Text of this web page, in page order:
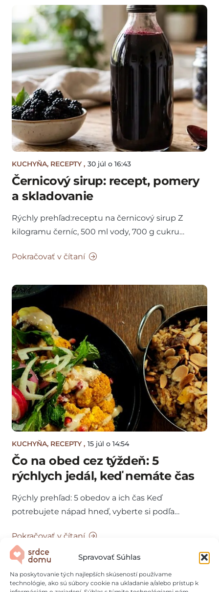
Spravovať Súhlas
Na poskytovanie tých najlepších skúseností používame
technológie, ako sú súbory cookie na ukladanie a/alebo prístup k
KUCHYŇA, RECEPTY , 30 júl o 16:43
Černicový sirup: recept, pomery
a skladovanie
Rýchly prehľad:receptu na černicový sirup Z
kilogramu černíc, 500 ml vody, 700 g cukru…
Pokračovať v čítaní
KUCHYŇA, RECEPTY , 15 júl o 14:54
Čo na obed cez týždeň: 5
rýchlych jedál, keď nemáte čas
Rýchly prehľad: 5 obedov a ich čas Keď
potrebujete nápad hneď, vyberte si podľa…
Pokračovať v čítaní
Zdravie